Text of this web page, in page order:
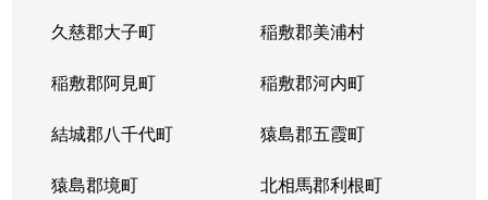
久慈郡大子町 稲敷郡美浦村
稲敷郡阿見町 稲敷郡河内町
結城郡八千代町 猿島郡五霞町
猿島郡境町 北相馬郡利根町